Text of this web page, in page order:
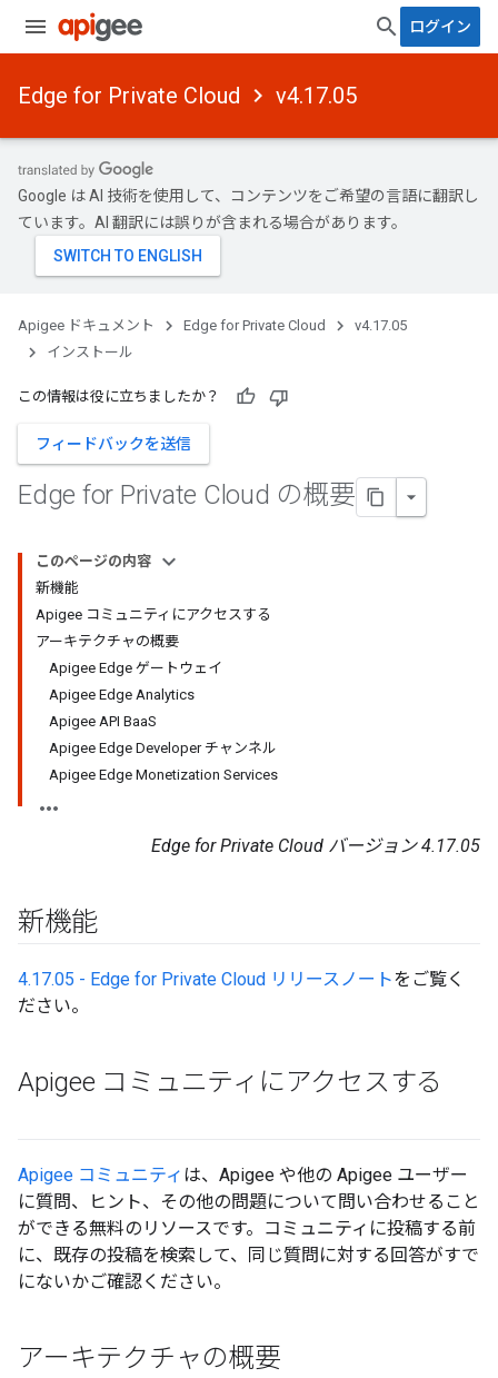
ログイン
Edge for Private Cloud v4.17.05
Google は AI 技術を使用して、コンテンツをご希望の言語に翻訳し
ています。AI 翻訳には誤りが含まれる場合があります。
Apigee ドキュメント Edge for Private Cloud
v4.17.05
インストール
この情報は役に立ちましたか？
フィードバックを送信
Edge for Private Cloud の概要
このページの内容
新機能
Apigee コミュニティにアクセスする
アーキテクチャの概要
Apigee Edge ゲートウェイ
Apigee Edge Analytics
Apigee API BaaS
Apigee Edge Developer チャンネル
Apigee Edge Monetization Services
Edge for Private Cloud バージョン 4.17.05
新機能
4.17.05 - Edge for Private Cloud リリースノートをご覧く
ださい。
Apigee コミュニティにアクセスする
Apigee コミュニティ は、Apigee や他の Apigee ユーザー
に質問、ヒント、その他の問題について問い合わせること
ができる無料のリソースです。コミュニティに投稿する前
に、既存の投稿を検索して、同じ質問に対する回答がすで
にないかご確認ください。
アーキテクチャの概要